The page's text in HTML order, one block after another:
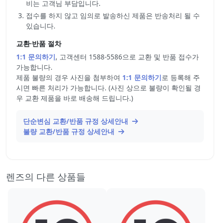
비는 고객님 부담입니다.
접수를 하지 않고 임의로 발송하신 제품은 반송처리 될 수
있습니다.
교환·반품 절차
1:1 문의하기, 고객센터 1588-5586으로 교환 및 반품 접수가
가능합니다.
제품 불량의 경우 사진을 첨부하여 1:1 문의하기로 등록해 주
시면 빠른 처리가 가능합니다. (사진 상으로 불량이 확인될 경
우 교환 제품을 바로 배송해 드립니다.)
단순변심 교환/반품 규정 상세안내
불량 교환/반품 규정 상세안내
렌즈의 다른 상품들